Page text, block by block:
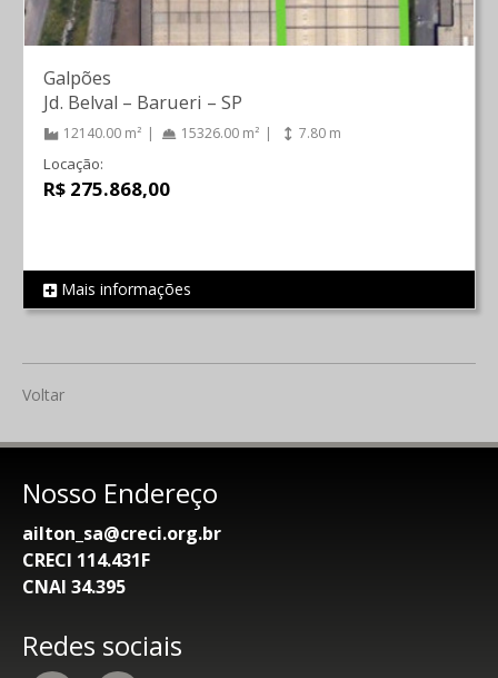
REF 40
Galpões
Jd. Belval – Barueri – SP
12140.00 m² 15326.00 m² 7.80 m
Locação:
R$ 275.868,00
Mais informações
Voltar
Nosso Endereço
ailton_sa@creci.org.br
CRECI 114.431F
CNAI 34.395
Redes sociais